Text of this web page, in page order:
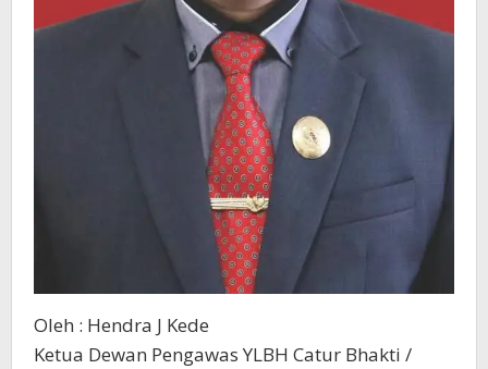
Oleh : Hendra J Kede
Ketua Dewan Pengawas YLBH Catur Bhakti /